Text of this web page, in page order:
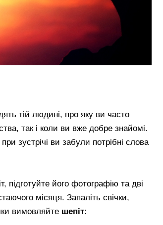
тій людині, про яку ви часто
так і коли ви вже добре знайомі.
зустрічі ви забули потрібні слова
підготуйте його фотографію та дві
місяця. Запаліть свічки,
вимовляйте шепіт: